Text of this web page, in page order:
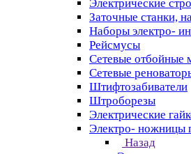
Электрические
Заточные станки,
Наборы электро-
Рейсмусы
Сетевые отбойные
Сетевые
Штифтозабиватели
Штроборезы
Электрические
Электро- ножницы
Назад